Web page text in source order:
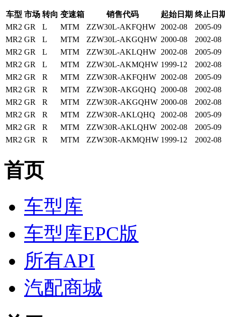
车型 市场 转向 变速箱 销售代码 起始日期 终止日
MR2 GR L MTM ZZW30L-AKFQHW 2002-08
2005-09
MR2 GR L MTM ZZW30L-AKGQHW 2000-08
2002-08
MR2 GR L MTM ZZW30L-AKLQHW 2002-08
2005-09
MR2 GR L MTM ZZW30L-AKMQHW 1999-12
2002-08
MR2 GR R MTM ZZW30R-AKFQHW 2002-08
2005-09
MR2 GR R MTM ZZW30R-AKGQHQ 2000-08
2002-08
MR2 GR R MTM ZZW30R-AKGQHW 2000-08
2002-08
MR2 GR R MTM ZZW30R-AKLQHQ 2002-08
2005-09
MR2 GR R MTM ZZW30R-AKLQHW 2002-08
2005-09
MR2 GR R MTM ZZW30R-AKMQHW 1999-12 2002-08
首页
车型库
车型库EPC版
所有API
汽配商城